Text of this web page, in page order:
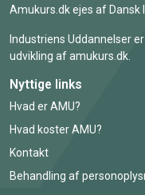
Amukurs.dk ejes af Dansk
Industriens Uddannelser
udvikling af amukurs.dk.
Nyttige links
Hvad er AMU?
Hvad koster AMU?
Kontakt
Behandling af